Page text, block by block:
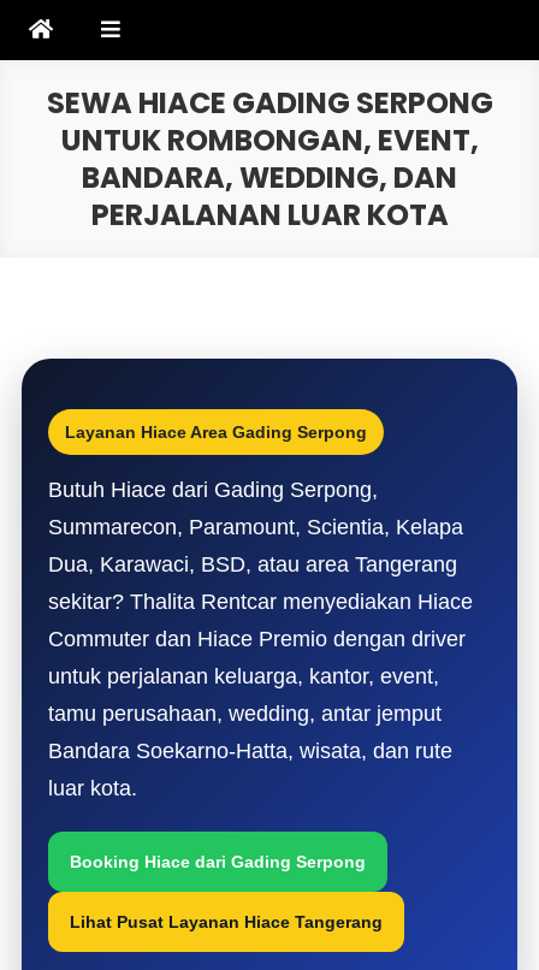
SEWA HIACE GADING SERPONG
UNTUK ROMBONGAN, EVENT,
BANDARA, WEDDING, DAN
PERJALANAN LUAR KOTA
Layanan Hiace Area Gading Serpong
Butuh Hiace dari Gading Serpong,
Summarecon, Paramount, Scientia, Kelapa
Dua, Karawaci, BSD, atau area Tangerang
sekitar? Thalita Rentcar menyediakan Hiace
Commuter dan Hiace Premio dengan driver
untuk perjalanan keluarga, kantor, event,
tamu perusahaan, wedding, antar jemput
Bandara Soekarno-Hatta, wisata, dan rute
luar kota.
Booking Hiace dari Gading Serpong
Lihat Pusat Layanan Hiace Tangerang